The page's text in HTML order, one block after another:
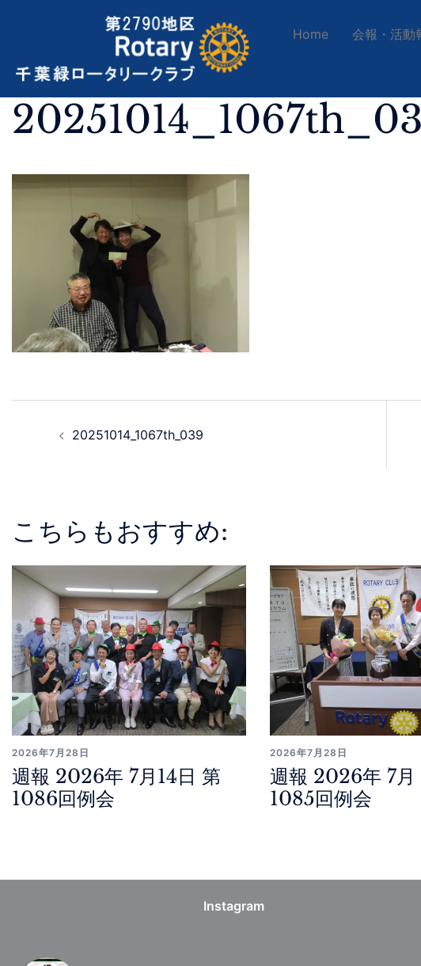
Home 会報・活動
20251014_1067th_039
こちらもおすすめ:
2026年7月28日
週報 2026年 7月14日 第
1086回例会
2026年7月28日
週報 2026年 7月
1085回例会
Instagram